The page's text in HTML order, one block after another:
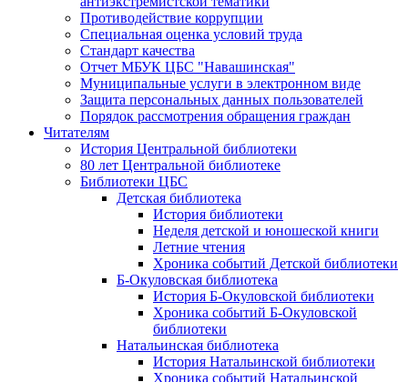
Противодействие коррупции
Специальная оценка условий труда
Стандарт качества
Отчет МБУК ЦБС "Навашинская"
Муниципальные услуги в электронном виде
Защита персональных данных пользователей
Порядок рассмотрения обращения граждан
Читателям
История Центральной библиотеки
80 лет Центральной библиотеке
Библиотеки ЦБС
Детская библиотека
История библиотеки
Неделя детской и юношеской книги
Летние чтения
Хроника событий Детской библиотеки
Б-Окуловская библиотека
История Б-Окуловской библиотеки
Хроника событий Б-Окуловской
библиотеки
Натальинская библиотека
История Натальинской библиотеки
Хроника событий Натальинской